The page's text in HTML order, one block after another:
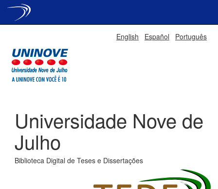
English Español Português
Universidade Nove de
Julho
Biblioteca Digital de Teses e Dissertações